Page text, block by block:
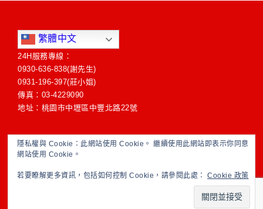
繁體中文
24H服務專線：
0930-636-838(謝先生)
0931-196-397(莊小姐)
傳真：03-4229090
地址：桃園市中壢區中豐北路22號
Powered by聯合當舖 © 1994-2026 網站維護豆花電腦資訊
隱私權與 Cookie：此網站使用 Cookie。 繼續使用此網站即表示你同意
網站使用 Cookie。
若要瞭解更多資訊，包括如何控制 Cookie，請參閱此處： Cookie 政策